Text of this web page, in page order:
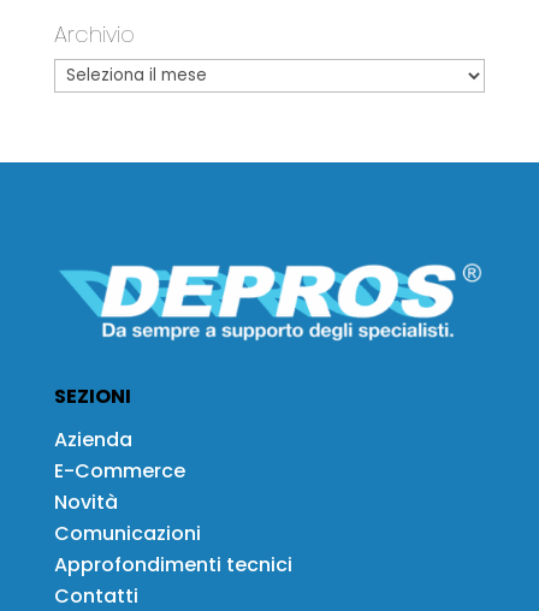
Archivio
SEZIONI
Azienda
E-Commerce
Novità
Comunicazioni
Approfondimenti tecnici
Contatti